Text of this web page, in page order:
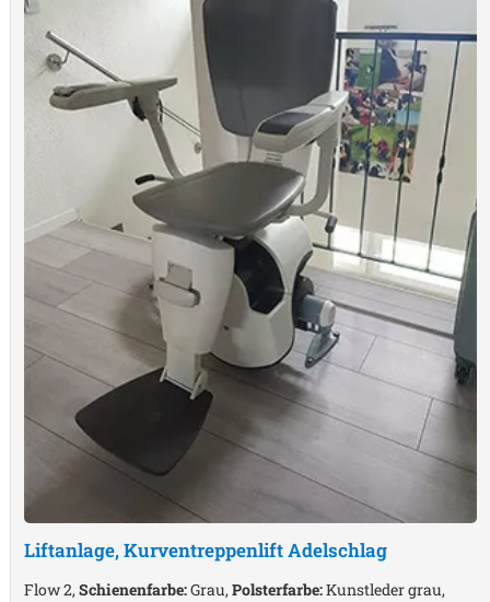
Liftanlage, KurventreppenliftAdelschlag
Flow 2,Schienenfarbe:Grau,Polsterfarbe:Kunstleder grau,